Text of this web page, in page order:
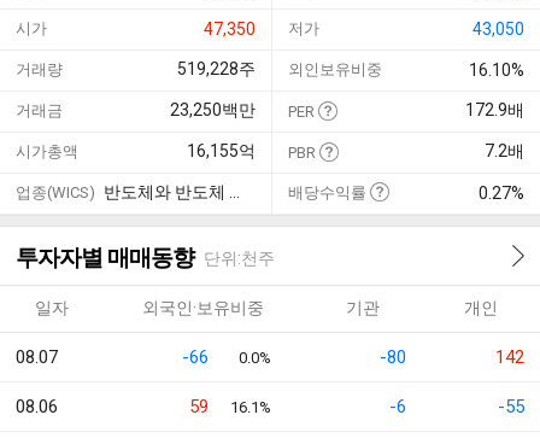
시가 47,350 저가 43,050
거래량 519,228주 외인보유비중 16.10%
거래금 23,250백만 PER 172.9배
시가총액 16,155억 PBR 7.2배
업종(WICS) 배당수익률 0.27%
투자자별 매매동향 단위:천주
일자 외국인·보유비중 기관 개인
08.07 -66 0.0% -80 142
08.06 59 16.1% -6 -55